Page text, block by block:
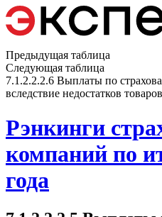
Предыдущая таблица
Следующая таблица
7.1.2.2.2.6 Выплаты по
вследствие недостатков
Рэнкинги
компаний по
года